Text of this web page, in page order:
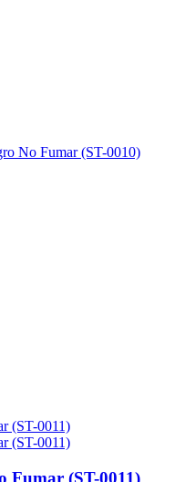
Fumar (ST-0011)